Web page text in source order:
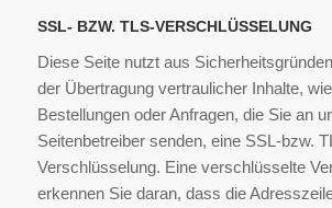
SSL- BZW. TLS-VERSCHLÜSSELUNG
Diese Seite nutzt aus
der Übertragung vertraulicher Inhalte,
Bestellungen oder Anfragen, die Sie an
Seitenbetreiber senden, eine SSL-bzw.
Verschlüsselung. Eine verschlüsselte
erkennen Sie daran, dass die